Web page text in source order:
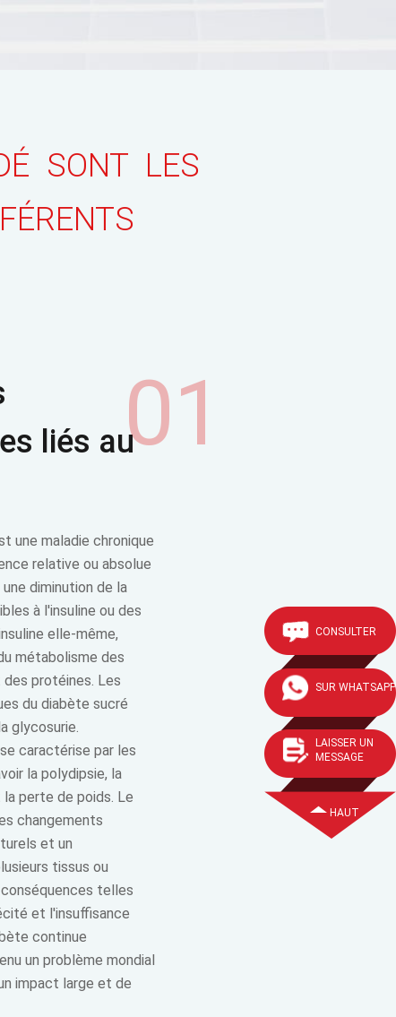
SONT LES
liés au
une maladie chronique
relative ou absolue
diminution de la
à l'insuline ou des
elle-même,
métabolisme des
protéines. Les
du diabète sucré
glycosurie.
caractérise par les
la polydipsie, la
perte de poids. Le
changements
et un
tissus ou
telles
et l'insuffisance
continue
un problème mondial
impact large et de
01
CONSULTER
SUR WHATSAPP
LAISSER UN
MESSAGE
HAUT